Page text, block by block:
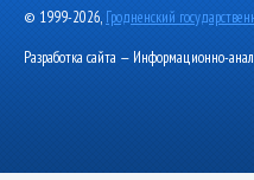
© 1999-2026, Гродненский
Разработка сайта — Информационно-